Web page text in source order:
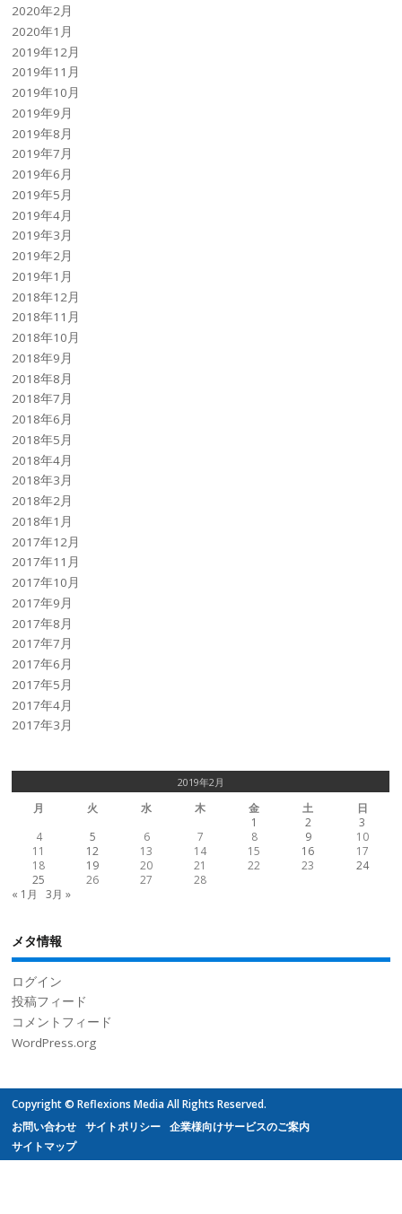
2020年2月
2020年1月
2019年12月
2019年11月
2019年10月
2019年9月
2019年8月
2019年7月
2019年6月
2019年5月
2019年4月
2019年3月
2019年2月
2019年1月
2018年12月
2018年11月
2018年10月
2018年9月
2018年8月
2018年7月
2018年6月
2018年5月
2018年4月
2018年3月
2018年2月
2018年1月
2017年12月
2017年11月
2017年10月
2017年9月
2017年8月
2017年7月
2017年6月
2017年5月
2017年4月
2017年3月
2019年2月
月 火 水 木 金 土
日
1
2
3
4
5 6 7 8 9
10
11
12 13 14 15 16
17
18
19 20 21 22 23
24
25
26 27
28
« 1月
3月 »
メタ情報
ログイン
投稿フィード
コメントフィード
WordPress.org
Copyright © Reflexions Media All Rights Reserved.
お問い合わせ
サイトポリシー
企業様向けサービスのご案内
サイトマップ